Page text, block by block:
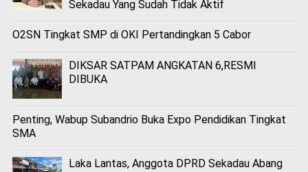
Sekadau Yang Sudah Tidak Aktif
O2SN Tingkat SMP di OKI Pertandingkan 5 Cabor
DIKSAR SATPAM ANGKATAN 6,RESMI
DIBUKA
Penting, Wabup Subandrio Buka Expo Pendidikan Tingkat
SMA
Laka Lantas, Anggota DPRD Sekadau Abang